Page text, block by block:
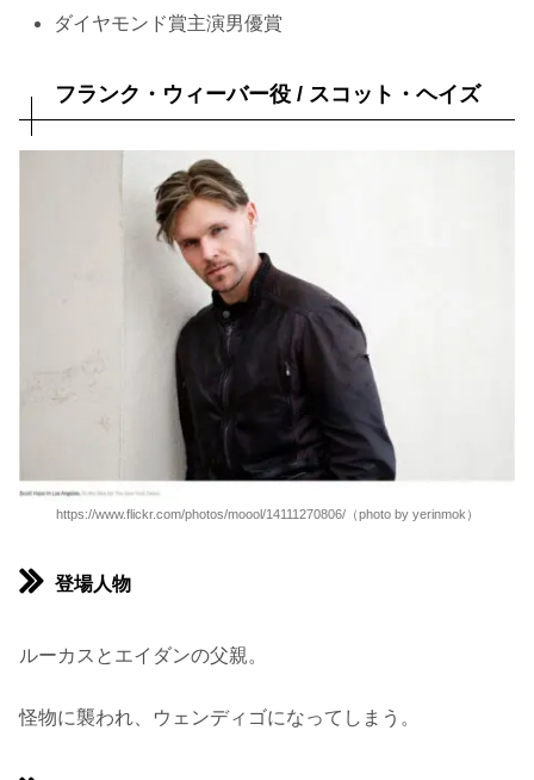
ダイヤモンド賞主演男優賞
フランク・ウィーバー役 / スコット・ヘイズ
https://www.flickr.com/photos/moool/14111270806/（photo by yerinmok）
登場人物
ルーカスとエイダンの父親。
怪物に襲われ、ウェンディゴになってしまう。